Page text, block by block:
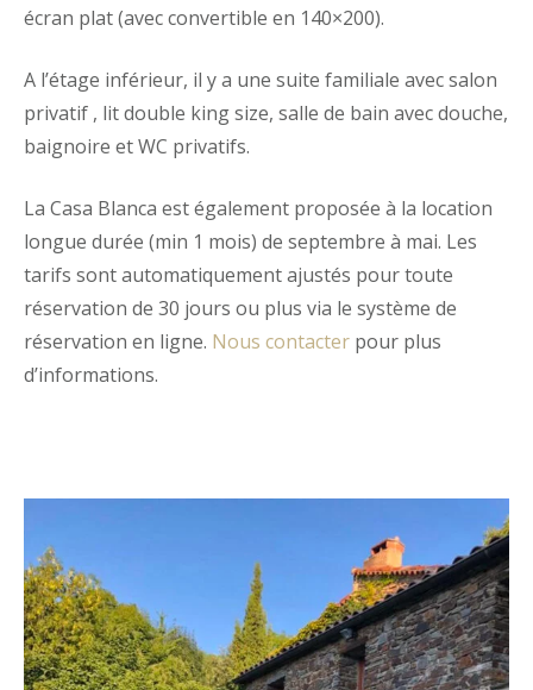
écran plat (avecconvertible en 140×200).
A l’étage inférieur, il y a une suite familiale avec salon
privatif , lit double king size, salle de bain avec douche,
baignoire etWC privatifs.
La Casa Blanca est également proposée à la location
longue durée (min 1 mois) de septembre à mai. Les
tarifs sont automatiquement ajustés pour toute
réservation de 30 jours ou plus via le système de
réservation en ligne. Nous contacter pour plus
d’informations.